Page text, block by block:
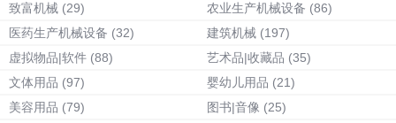
致富机械 (29) 农业生产机械设备 (86)
医药生产机械设备 (32) 建筑机械 (197)
虚拟物品|软件 (88) 艺术品|收藏品 (35)
文体用品 (97) 婴幼儿用品 (21)
美容用品 (79) 图书|音像 (25)